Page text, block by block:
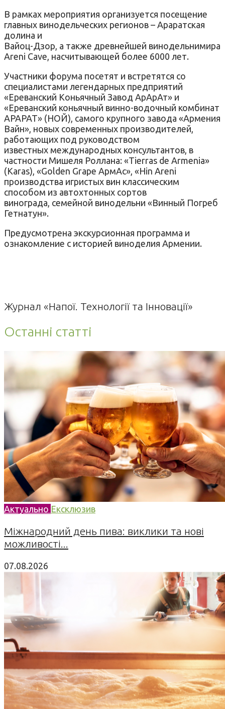
В рамках мероприятия организуется посещение
главных винодельческих регионов – Араратская
долина и
Вайоц-Дзор, а также древнейшей винодельнимира
Аreni Cave, насчитывающей более 6000 лет.
Участники форума посетят и встретятся со
специалистами легендарных предприятий
«Ереванский Коньячный Завод АрАрАт» и
«Ереванский коньячный винно-водочный комбинат
АРАРАТ» (НОЙ), самого крупного завода «Армения
Вайн», новых современных производителей,
работающих под руководством
известных международных консультантов, в
частности Мишеля Роллана: «Tierras de Armenia»
(Karas), «Golden Grape АрмАс», «Hin Areni
производства игристых вин классическим
способом из автохтонных сортов
винограда, семейной винодельни «Винный Погреб
Гетнатун».
Предусмотрена экскурсионная программа и
ознакомление с историей виноделия Армении.
Журнал «Напої. Технології та Інновації»
Останні статті
Актуально Ексклюзив
Міжнародний день пива: виклики та нові
можливості...
07.08.2026